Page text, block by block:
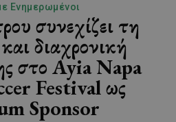
Ενημερωμένοι
συνεχίζει τη
διαχρονική
στο Ayia Napa
Festival ως
Sponsor